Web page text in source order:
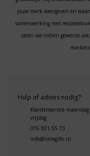
jouw merk weergeven en
samenwerking met
laten we indien gewenst
Hulp of advies nodig?
Klantenservice
vrijdag
076 501 55 73
info@limegifts.nl